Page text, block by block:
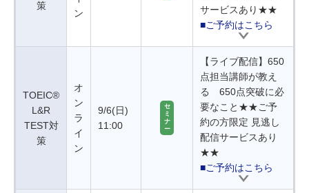
策
ン
サービスあり★★
■ご予約はこちら
TOEIC®
L&R
TEST対
策
オ
ン
ラ
イ
ン
9/6(日)
11:00
セ
ミ
ナ
ー
【ライブ配信】650
点担当講師が教え
る 650点突破に必
要なこと★★ご予
約の方限定 見逃し
配信サービスあり
★★
■ご予約はこちら